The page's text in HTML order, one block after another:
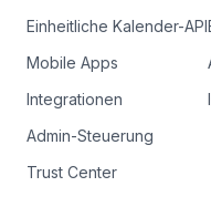
Einheitliche Kalender-API
Mobile Apps
Integrationen
Admin-Steuerung
Trust Center